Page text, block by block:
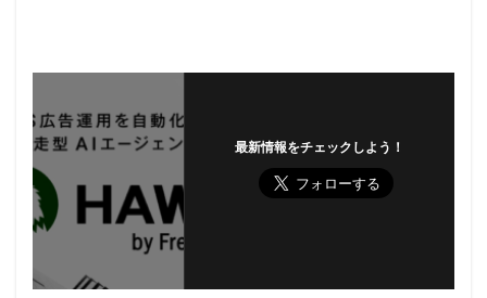
最新情報をチェックしよう！